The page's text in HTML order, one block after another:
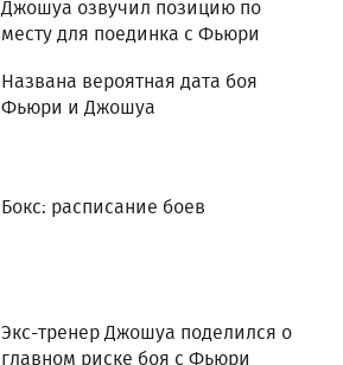
Джошуа озвучил позицию по
месту для поединка с Фьюри
Названа вероятная дата боя
Фьюри и Джошуа
Бокс: расписание боев
Экс-тренер Джошуа поделился о
главном риске боя с Фьюри